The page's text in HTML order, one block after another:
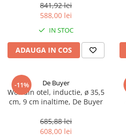
841,92 lei
588,00 lei
IN STOC
ADAUGA IN COS
-11% De Buyer
Wok din otel, inductie, ø 35,5
cm, 9 cm inaltime, De Buyer
685,88 lei
608,00 lei